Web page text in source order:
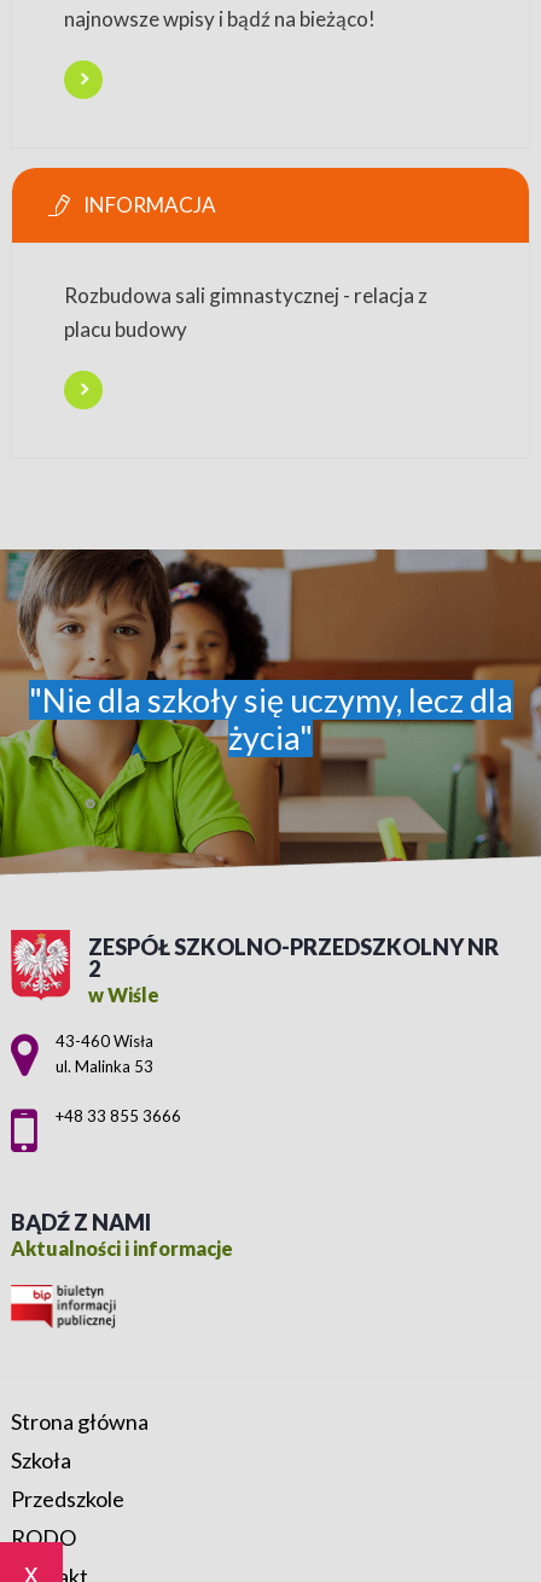
x
najnowsze wpisy i bądź na bieżąco!
INFORMACJA
Rozbudowa sali gimnastycznej - relacja z
placu budowy
"Nie dla szkoły się uczymy, lecz dla
życia"
ZESPÓŁ SZKOLNO-PRZEDSZKOLNY NR
2
w Wiśle
Adres pocztowy:
43-460 Wisła
ul. Malinka 53
+48 33 855 3666
BĄDŹ Z NAMI
Aktualności i informacje
Strona główna
Szkoła
Przedszkole
RODO
Kontakt